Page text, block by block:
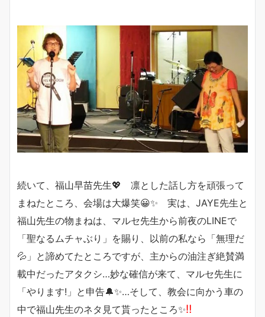
続いて、福山早苗先生💖 凛とした話し方を頑張って
まねたところ、会場は大爆笑😀✨ 実は、JAYE先生と
福山先生の物まねは、マルセ先生から前夜のLINEで
「聖なるムチャぶり」を賜り、以前の私なら「無理だ
💦」と諦めてたところですが、主からの油注ぎ絶賛満
載中だったアタクシ…妙な確信が来て、マルセ先生に
「やります!」と申告🔔✨…そして、教会に向かう車の
中で福山先生のネタ見て貰ったところ✨‼️